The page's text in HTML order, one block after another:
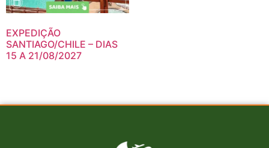
EXPEDIÇÃO
SANTIAGO/CHILE – DIAS
15 A 21/08/2027